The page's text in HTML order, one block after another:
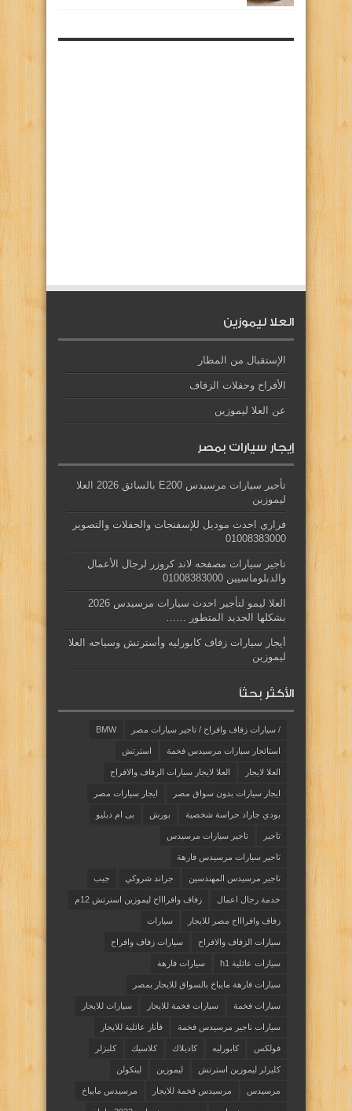
العلا ليموزين
الإستقبال من المطار
الأفراح وحفلات الزفاف
عن العلا ليموزين
إيجار سيارات بمصر
تأجير سيارات مرسيدس E200 بالسائق 2026 العلا
ليموزين
فراري احدث موديل للإسفنجات والحفلات والتصوير
01008383000
تاجير سيارات مصفحه لاند كروزر لرجال الأعمال
والدبلوماسيين 01008383000
العلا ليمو لتأجير احدث سيارات مرسيدس 2026
بشكلها الجديد المتطور ……
أيجار سيارات زفاف كابورليه وأسترتش وسياحه العلا
ليموزين
الأكثر بحثاً
/ سيارات زفاف وافراح / تاجير سيارات مصر BMW
استائجار سيارات مرسيدس فخمة استرتش
العلا لايجار العلا لايجار سيارات الزفاف والافراح
ايجار سيارات بدون سواق مصر ايجار سيارات مصر
بودي جاراد حراسة شخصية بورش بى ام دبليو
تاجير تاجير سيارات مرسيدس
تاجير سيارات مرسيدس فارهة
تاجير مرسيدس المهندسين جراند شروكي جيب
خدمة رجال اعمال زفاف وافراااح ليموزين اسنرتش 12م
زفاف وافراااح مصر للايجار سيارات
سيارات الزفاف والافراح سيارات زفاف وافراح
سيارات عائلية h1 سيارات فارهة
سيارات فارهة مايباخ بالسواق للايجار بمصر
سيارات فخمة سيارات فخمة للايجار سيارات للايجار
سيارات ناجير مرسيدس فخمة فأنار عائلية للايجار
فولكس كابورليه كاديلاك كلاسيك كليزلر
كليزلر ليموزين استرتش ليموزين لينكولن
مرسيدس مرسيدس فخمة للايجار مرسيدس مايباخ